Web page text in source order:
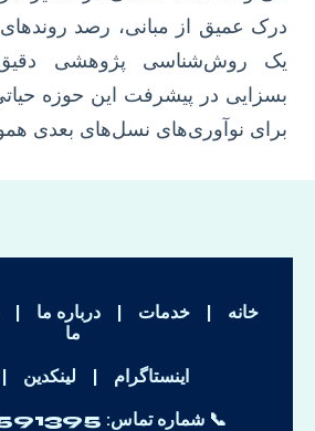
درک عمیق از مبانی، رصد روندهای
یک روش‌شناسی پژوهشی دقیق،
بسزایی در پیشرفت این حوزه حیاتی
برای نوآوری‌های نسل‌های بعدی هموار
خانه | خدمات | درباره ما |
اینستاگرام | لینکدین |
📞 شماره تماس: